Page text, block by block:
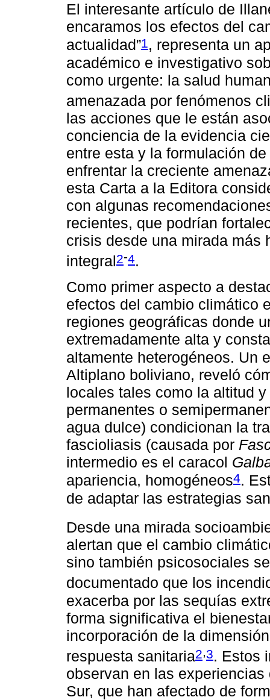
El interesante artículo de
encaramos los efectos del
actualidad”1 , representa un
académico e investigativo
como urgente: la salud
amenazada por fenómenos
las acciones que le están
conciencia de la evidencia
entre esta y la formulación
enfrentar la creciente
esta Carta a la Editora
con algunas
recientes, que podrían
crisis desde una mirada más
integral2-4.
Como primer aspecto a
efectos del cambio climático
regiones geográficas donde
extremadamente alta y
altamente heterogéneos. Un
Altiplano boliviano, reveló
locales tales como la altitud
permanentes o
agua dulce) condicionan la
fascioliasis (causada por
intermedio es el caracol
apariencia, homogéneos4.
de adaptar las estrategias
Desde una mirada
alertan que el cambio
sino también psicosociales
documentado que los
exacerba por las sequías
forma significativa el
incorporación de la
respuesta sanitaria2 3. Estos
observan en las
Sur, que han afectado de